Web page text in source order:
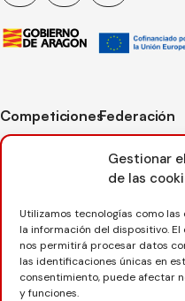
Gestionar
de las
Utilizamos tecnologías como
la información del dispositivo.
nos permitirá procesar datos
las identificaciones únicas en
consentimiento, puede afectar
y funciones.
Competiciones
Competiciones
Playa
Competiciones
Nieve
Federación
Transparencia
Seguro
deportivo